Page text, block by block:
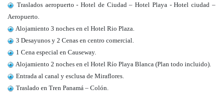
Traslados aeropuerto - Hotel de Ciudad – Hotel Playa - Hotel ciudad –
Aeropuerto.
Alojamiento 3 noches en el Hotel Rio Plaza.
3 Desayunos y 2 Cenas en centro comercial.
1 Cena especial en Causeway.
Alojamiento 2 noches en el Hotel Río Playa Blanca (Plan todo incluido).
Entrada al canal y esclusa de Miraflores.
Traslado en Tren Panamá – Colón.